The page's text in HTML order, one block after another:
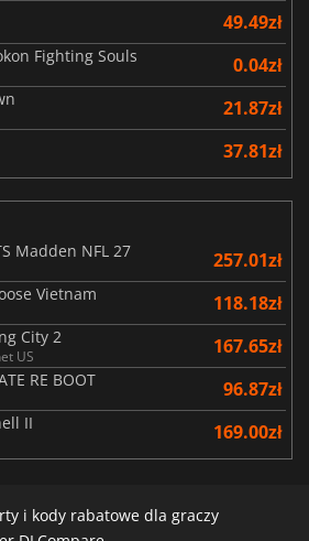
49.49zł
Fighting Souls 0.04zł
21.87zł
37.81zł
Madden NFL 27
257.01zł
Vietnam 118.18zł
City 2
US 167.65zł
RE BOOT 96.87zł
II 169.00zł
i kody rabatowe dla graczy